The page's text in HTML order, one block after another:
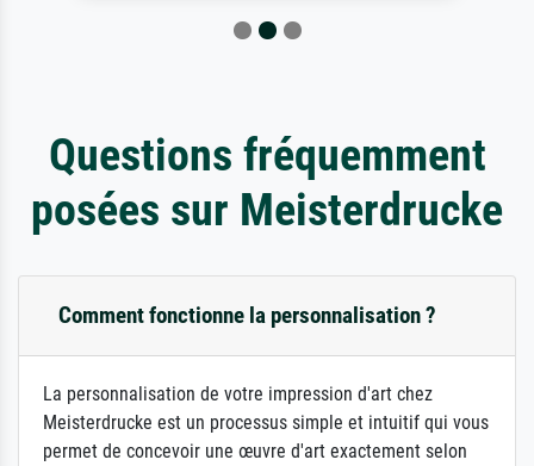
Questions fréquemment
posées sur Meisterdrucke
Comment fonctionne la personnalisation ?
La personnalisation de votre impression d'art chez
Meisterdrucke est un processus simple et intuitif qui vous
permet de concevoir une œuvre d'art exactement selon